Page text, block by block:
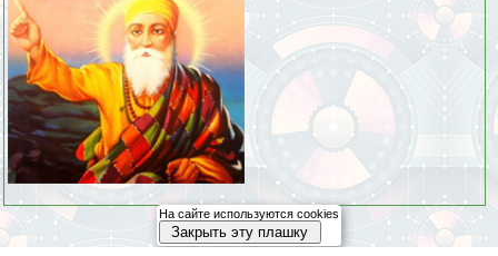
На сайте используются cookies
Закрыть эту плашку